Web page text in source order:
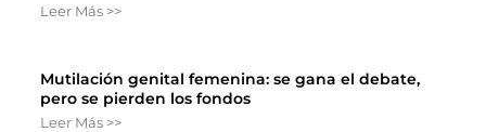
Leer Más >>
Mutilación genital femenina: se gana el debate,
pero se pierden los fondos
Leer Más >>